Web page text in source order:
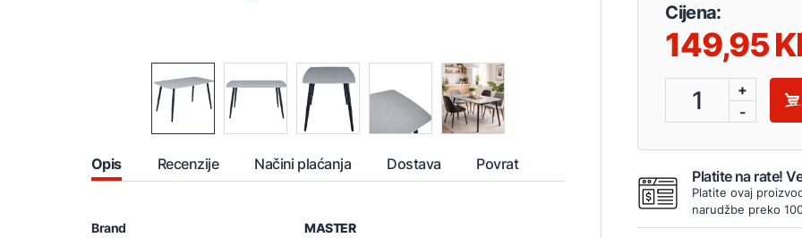
Opis Recenzije Načini plaćanja Dostava Povrat
Brand
MASTER
Cijena:
149,95
1
+
-
Platite na rate!
Platite ovaj
narudžbe preko